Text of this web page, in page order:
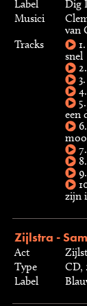
Label
Dig
Musici
van
Tracks
snel
een
zijn
Zijlstra -
Act
Type
CD,
Label